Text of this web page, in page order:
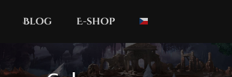
Blog E-shop